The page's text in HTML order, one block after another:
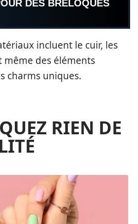
DES BRELOQUES
incluent le cuir, les
même des éléments
charms uniques.
RIEN DE